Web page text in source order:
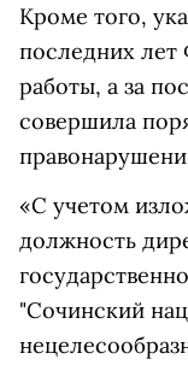
Кроме того,
последних лет
работы, а за
совершила
«С учетом
должность
"Сочинский